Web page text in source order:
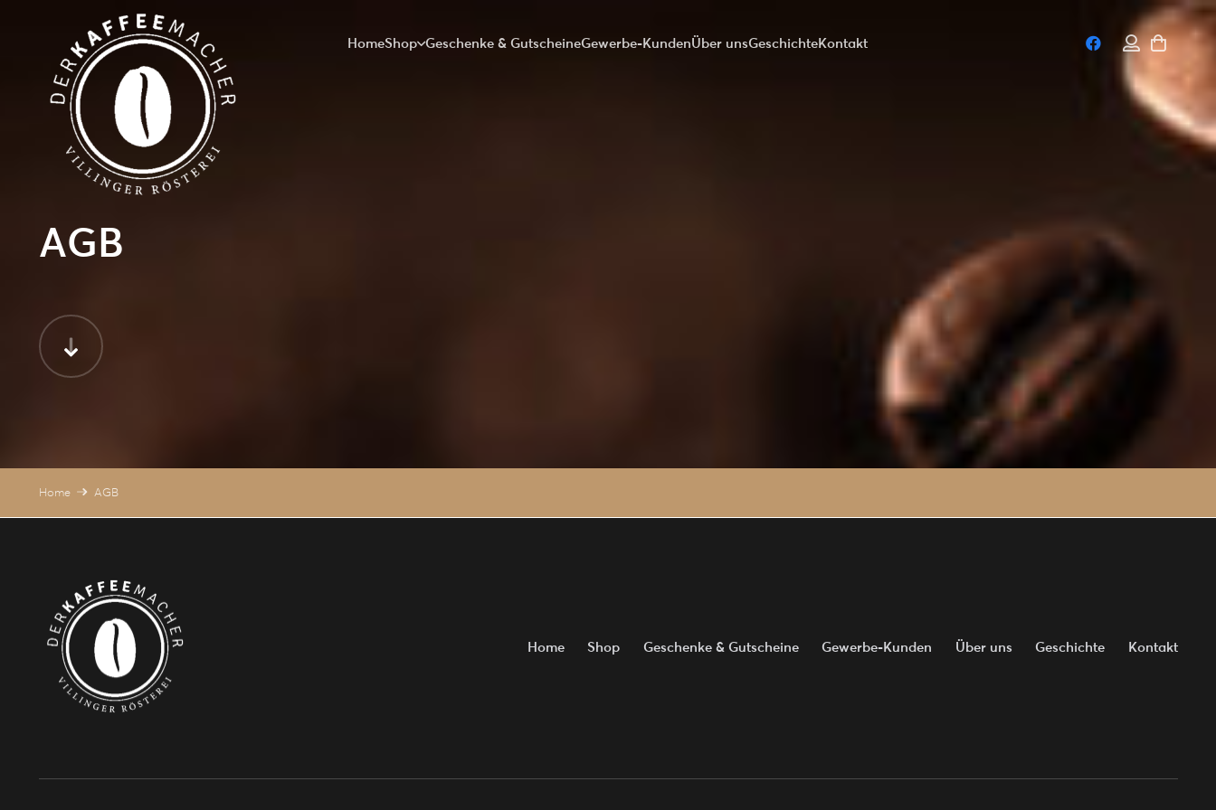
HomeShop Geschenke & GutscheineGewerbe-KundenÜber unsGeschichteKontakt
AGB
Home AGB
Home Shop Geschenke & Gutscheine Gewerbe-Kunden Über uns Geschichte Kontakt